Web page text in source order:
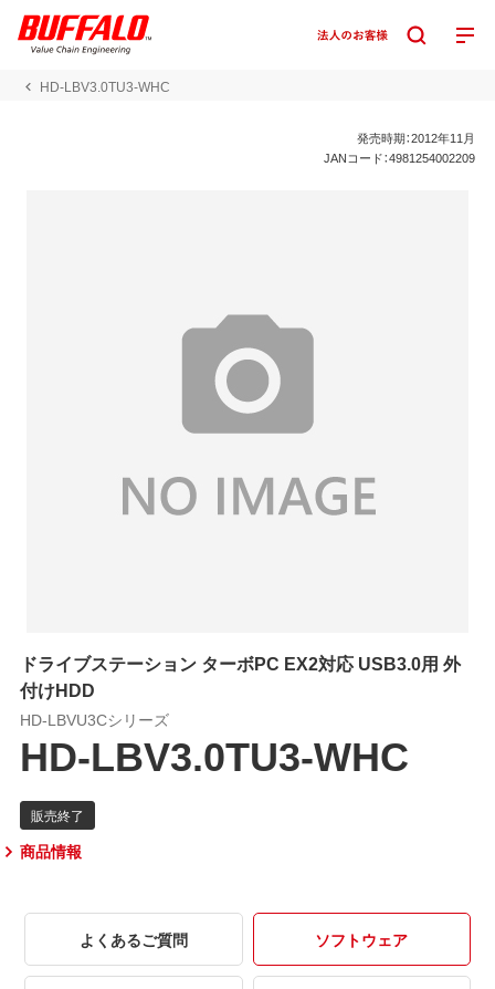
HD-LBV3.0TU3-WHC
発売時期：2012年11月
JANコード：4981254002209
ドライブステーション ターボPC EX2対応 USB3.0用 外
付けHDD
HD-LBVU3Cシリーズ
HD-LBV3.0TU3-WHC
商品情報
よくあるご質問 ソフトウェア